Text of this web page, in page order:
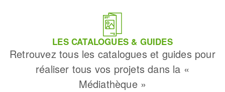
LES CATALOGUES & GUIDES
Retrouvez tous les catalogues et guides pour
réaliser tous vos projets dans la «
Médiathèque »